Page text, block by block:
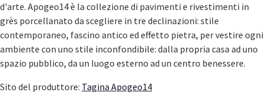
d'arte. Apogeo14 è la collezione di pavimenti e rivestimenti in
grès porcellanato da scegliere in tre declinazioni: stile
contemporaneo, fascino antico ed effetto pietra, per vestire ogni
ambiente con uno stile inconfondibile: dalla propria casa ad uno
spazio pubblico, da un luogo esterno ad un centro benessere.
Sito del produttore: Tagina Apogeo14